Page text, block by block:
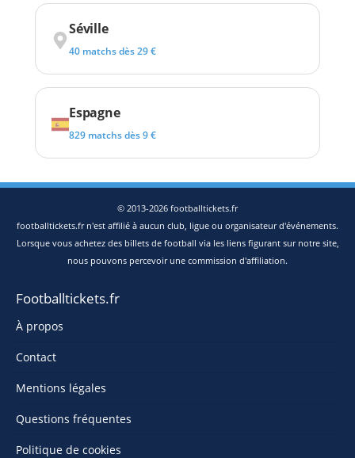
Séville
40 matchs dès 29 €
Espagne
829 matchs dès 9 €
© 2013-2026 footballtickets.fr
footballtickets.fr n'est affilié à aucun club, ligue ou organisateur d'événements.
Lorsque vous achetez des billets de football via les liens figurant sur notre site,
nous pouvons percevoir une commission d'affiliation.
Footballtickets.fr
À propos
Contact
Mentions légales
Questions fréquentes
Politique de cookies